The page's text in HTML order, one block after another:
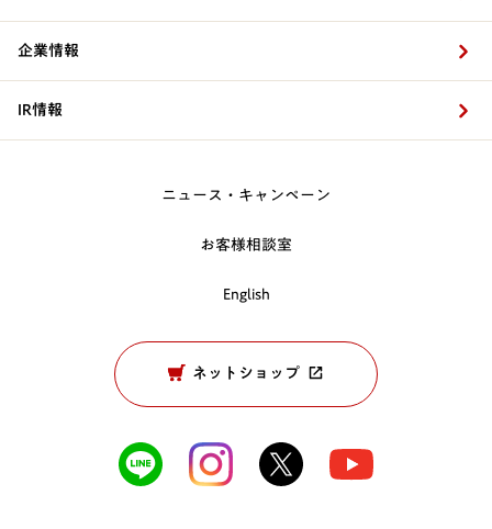
企業情報
IR情報
ニュース・キャンペーン
お客様相談室
English
ネットショップ